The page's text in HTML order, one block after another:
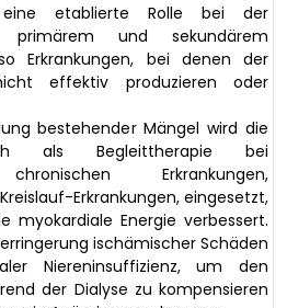
etablierte Rolle bei der
primärem und sekundärem
Erkrankungen, bei denen der
effektiv produzieren oder
bestehender Mängel wird die
als Begleittherapie bei
Erkrankungen,
Erkrankungen, eingesetzt,
myokardiale Energie verbessert.
ischämischer Schäden
Niereninsuffizienz, um den
der Dialyse zu kompensieren